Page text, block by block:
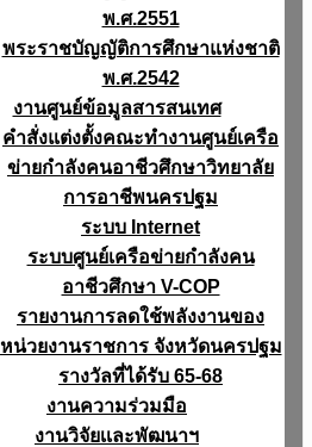
พ.ศ.2551
พระราชบัญญัติการศึกษาแห่งชาติ
พ.ศ.2542
งานศูนย์ข้อมูลสารสนเทศ
คำสั่งแต่งตั้งคณะทำงานศูนย์เครือ
ข่ายกำลังคนอาชีวศึกษาวิทยาลัย
การอาชีพนครปฐม
ระบบ Internet
ระบบศูนย์เครือข่ายกำลังคน
อาชีวศึกษา V-COP
รายงานการลดใช้พลังงานของ
หน่วยงานราชการ จังหวัดนครปฐม
รางวัลที่ได้รับ 65-68
งานความร่วมมือ
งานวิจัยเเละพัฒนาฯ